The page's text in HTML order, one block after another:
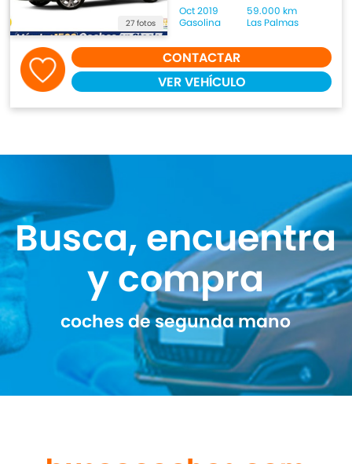
27 fotos
Oct 2019
59.000 km
Gasolina
Las Palmas
CONTACTAR
VER VEHÍCULO
Busca, encuentra
y compra
coches de segunda mano